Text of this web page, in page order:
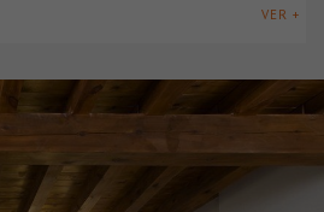
VER +